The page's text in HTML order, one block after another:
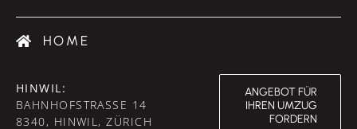
HOME
HINWIL:
BAHNHOFSTRASSE 14
8340, HINWIL, ZÜRICH
ANGEBOT FÜR
IHREN UMZUG
FORDERN